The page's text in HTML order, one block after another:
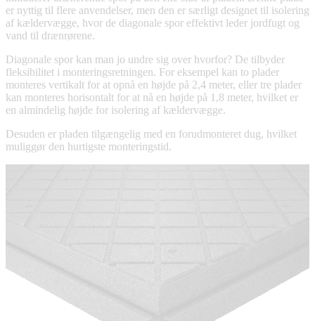
er nyttig til flere anvendelser, men den er særligt designet til isolering
af kældervægge, hvor de diagonale spor effektivt leder jordfugt og
vand til drænrørene.
Diagonale spor kan man jo undre sig over hvorfor? De tilbyder
fleksibilitet i monteringsretningen. For eksempel kan to plader
monteres vertikalt for at opnå en højde på 2,4 meter, eller tre plader
kan monteres horisontalt for at nå en højde på 1,8 meter, hvilket er
en almindelig højde for isolering af kældervægge.
Desuden er pladen tilgængelig med en forudmonteret dug, hvilket
muliggør den hurtigste monteringstid.